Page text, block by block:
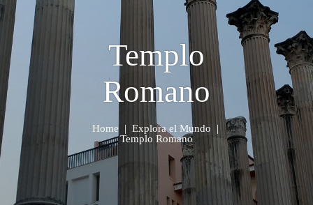
Templo
Romano
Home | Explora el Mundo
|
Templo Romano